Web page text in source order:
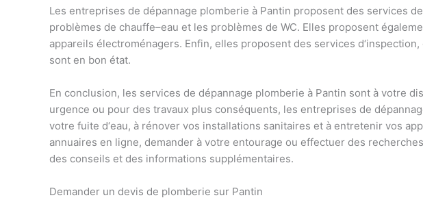
Les entreprises de dépannage plomberie à Pantin proposent des services de
problèmes de chauffe–eau et les problèmes de WC. Elles proposent égal
appareils électroménagers. Enfin, elles proposent des services d‘inspection,
sont en bon état.
En conclusion, les services de dépannage plomberie à Pantin sont à votre
urgence ou pour des travaux plus conséquents, les entreprises de dépann
votre fuite d‘eau, à rénover vos installations sanitaires et à entretenir vos app
annuaires en ligne, demander à votre entourage ou effectuer des recherches
des conseils et des informations supplémentaires.
Demander un devis de plomberie sur Pantin